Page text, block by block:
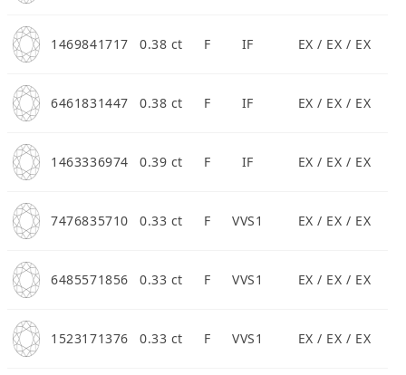
1469841717 0.38 ct F IF EX / EX / EX
6461831447 0.38 ct F IF EX / EX / EX
1463336974 0.39 ct F IF EX / EX / EX
7476835710 0.33 ct F VVS1 EX / EX / EX
6485571856 0.33 ct F VVS1 EX / EX / EX
1523171376 0.33 ct F VVS1 EX / EX / EX